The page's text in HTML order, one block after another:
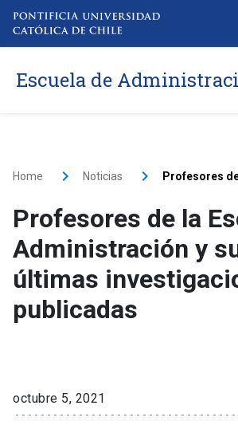
Escuela de
Home Noticias
Profesores de la
Administración y
últimas
publicadas
octubre 5, 2021